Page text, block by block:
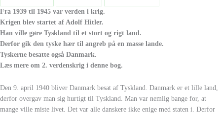
Fra 1939 til 1945 var verden i krig.
Krigen blev startet af Adolf Hitler.
Han ville gøre Tyskland til et stort og rigt land.
Derfor gik den tyske hær til angreb på en masse lande.
Tyskerne besatte også Danmark.
Læs mere om 2. verdenskrig i denne bog.
Den 9. april 1940 bliver Danmark besat af Tyskland. Danmark er et lille land,
derfor overgav man sig hurtigt til Tyskland. Man var nemlig bange for, at
mange ville miste livet. Det var alle danskere ikke enige med staten i. Derfor